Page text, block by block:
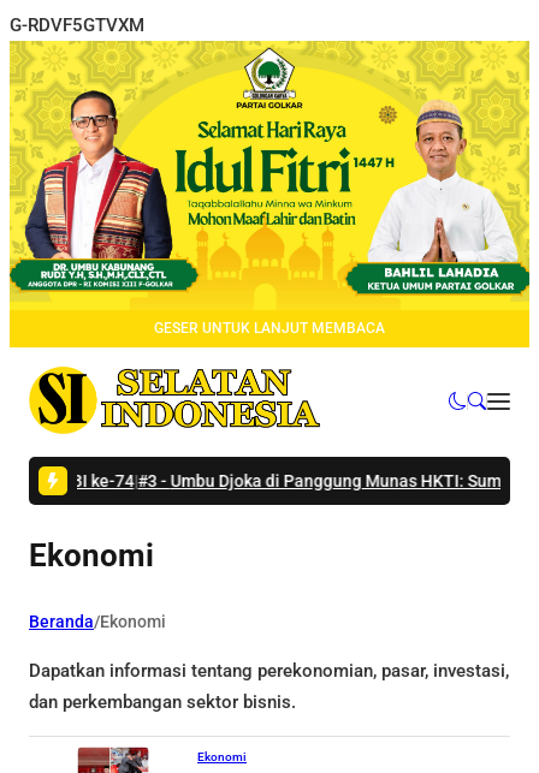
G-RDVF5GTVXM
GESER UNTUK LANJUT MEMBACA
ke-74 #3 -Umbu Djoka di Panggung Munas HKTI: Sumba Tengah
Ekonomi
Beranda/Ekonomi
Dapatkan informasi tentang perekonomian, pasar, investasi,
dan perkembangan sektor bisnis.
Ekonomi